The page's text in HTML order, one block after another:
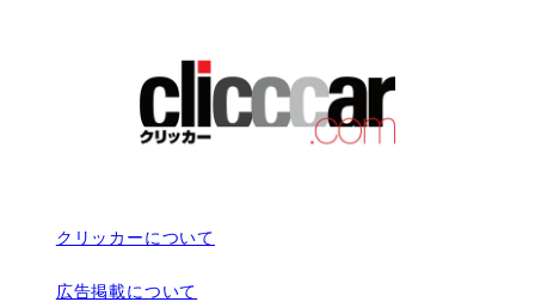
クリッカーについて
広告掲載について